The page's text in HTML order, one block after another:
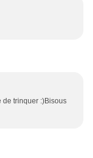
de trinquer :)Bisous